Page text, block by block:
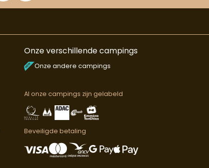
Onze verschillende campings
Onze andere campings
Al onze campings zijn gelabeld
Beveiligde betaling